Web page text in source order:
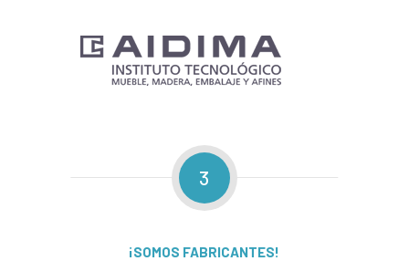
3
¡SOMOS FABRICANTES!